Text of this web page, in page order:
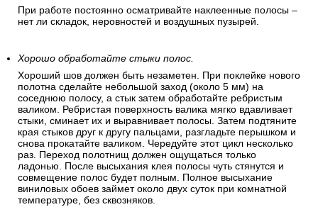
При работе постоянно осматривайте наклеенные полосы –
нет ли складок, неровностей и воздушных пузырей.
Хорошо обработайте стыки полос.
Хороший шов должен быть незаметен. При поклейке нового
полотна сделайте небольшой заход (около 5 мм) на
соседнюю полосу, а стык затем обработайте ребристым
валиком. Ребристая поверхность валика мягко вдавливает
стыки, сминает их и выравнивает полосы. Затем подтяните
края стыков друг к другу пальцами, разгладьте перышком и
снова прокатайте валиком. Чередуйте этот цикл несколько
раз. Переход полотнищ должен ощущаться только
ладонью. После высыхания клея полосы чуть стянутся и
совмещение полос будет полным. Полное высыхание
виниловых обоев займет около двух суток при комнатной
температуре, без сквозняков.